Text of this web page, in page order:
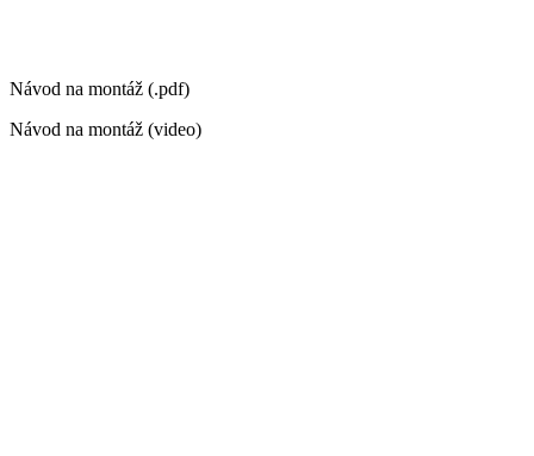
Návod na montáž (.pdf)
Návod na montáž (video)